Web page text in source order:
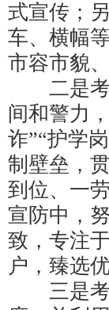
式宣传；
车、横幅
市容市貌
二是考
间和警力
诈”“护学
制壁垒，
到位、一
宣防中，
致，专注
户，臻选
三是考